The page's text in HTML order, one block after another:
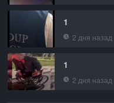
1
2 дня назад
1
2 дня назад